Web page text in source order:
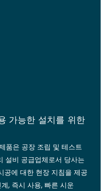
가능한 설치를 위한
품은 공장 조립 및 테스트
설비 공급업체로서 당사는
공에 대한 현장 지침을 제공
, 즉시 사용, 빠른 시운